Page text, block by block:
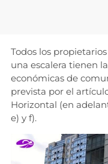
Todos los
una escalera tienen la
económicas de
prevista por el
Horizontal (en
e) y f).